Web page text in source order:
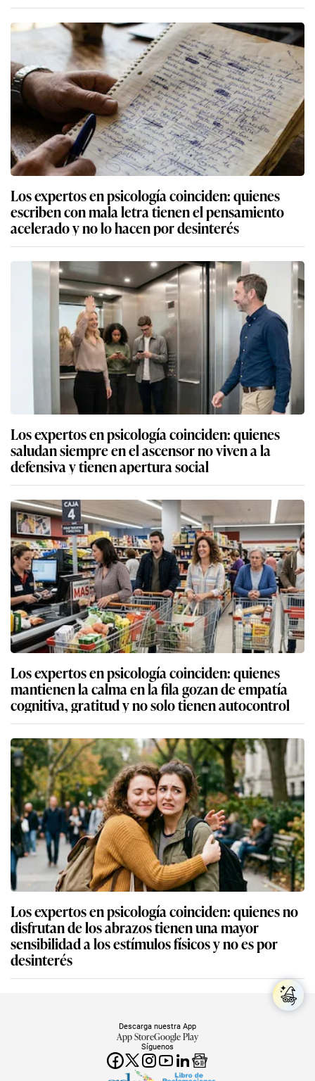
Los expertos en psicología coinciden: quienes
escriben con mala letra tienen el pensamiento
acelerado y no lo hacen por desinterés
Los expertos en psicología coinciden: quienes
saludan siempre en el ascensor no viven a la
defensiva y tienen apertura social
Los expertos en psicología coinciden: quienes
mantienen la calma en la fila gozan de empatía
cognitiva, gratitud y no solo tienen autocontrol
Los expertos en psicología coinciden: quienes no
disfrutan de los abrazos tienen una mayor
sensibilidad a los estímulos físicos y no es por
desinterés
Síguenos
Descarga nuestra App
App StoreGoogle Play